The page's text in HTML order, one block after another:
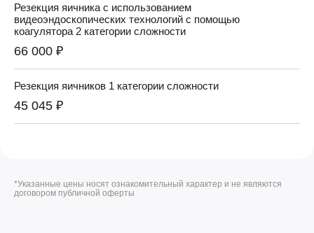
Резекция яичника с использованием
видеоэндоскопических технологий с помощью
коагулятора 2 категории сложности
66 000 ₽
Резекция яичников 1 категории сложности
45 045 ₽
*Указанные цены носят ознакомительный характер и не являются
договором публичной оферты